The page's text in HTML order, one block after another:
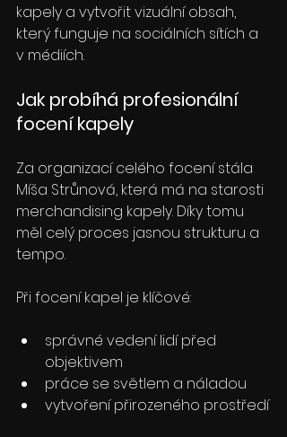
kapely a vytvořit vizuální obsah,
který funguje na sociálních sítích a
v médiích.
Jak probíhá profesionální
focení kapely
Za organizací celého focení stála
Míša Strůnová, která má na starosti
merchandising kapely. Díky tomu
měl celý proces jasnou strukturu a
tempo.
Při focení kapel je klíčové:
správné vedení lidí před
objektivem
práce se světlem a náladou
vytvoření přirozeného prostředí